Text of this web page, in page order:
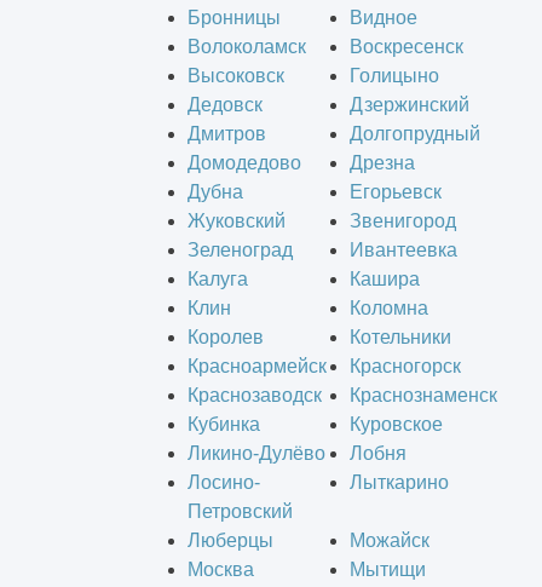
Бронницы
Видное
Волоколамск
Воскресенск
Высоковск
Голицыно
Дедовск
Дзержинский
Дмитров
Долгопрудный
Домодедово
Дрезна
Дубна
Егорьевск
Жуковский
Звенигород
Зеленоград
Ивантеевка
Калуга
Кашира
Клин
Коломна
Королев
Котельники
Красноармейск
Красногорск
Краснозаводск
Краснознаменск
Кубинка
Куровское
Ликино-Дулёво
Лобня
Лосино-
Петровский
Лыткарино
Люберцы
Можайск
Москва
Мытищи